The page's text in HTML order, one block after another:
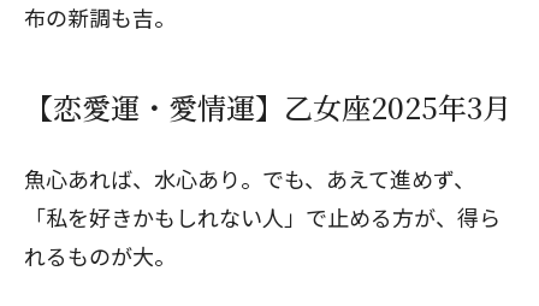
布の新調も吉。
【恋愛運・愛情運】乙女座2025年3月
魚心あれば、水心あり。でも、あえて進めず、
「私を好きかもしれない人」で止める方が、得ら
れるものが大。